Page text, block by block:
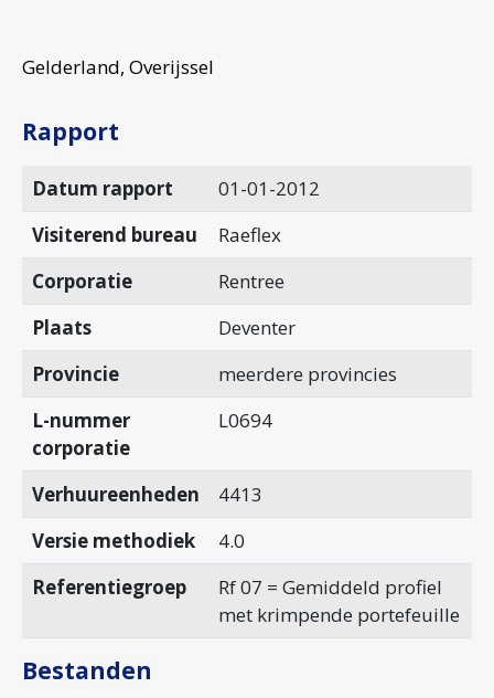
Gelderland, Overijssel
Rapport
Datum rapport
01-01-2012
Visiterend bureau
Raeflex
Corporatie
Rentree
Plaats
Deventer
Provincie
meerdere provincies
L-nummer
corporatie
L0694
Verhuureenheden
4413
Versie methodiek
4.0
Referentiegroep
Rf 07 = Gemiddeld profiel
met krimpende portefeuille
Bestanden